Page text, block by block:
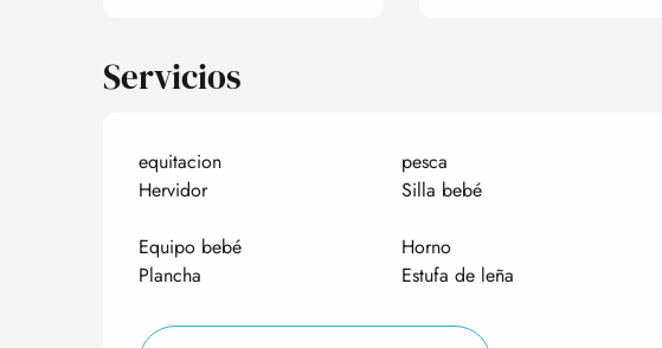
Servicios
equitacion pesca
Hervidor
Silla bebé
Equipo bebé
Horno
Plancha
Estufa de leña